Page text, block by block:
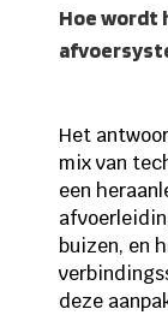
Hoe wordt
Het
mix van
een
buizen, en
deze